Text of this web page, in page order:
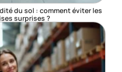
du sol : comment éviter les
surprises ?